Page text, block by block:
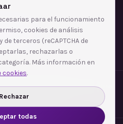
Google
de Llobregat·Terrassa·Badalona
Coloma de Gramenet
para el funcionamiento
cookies de análisis
de terceros (reCAPTCHA de
rechazarlas o
Más información en
cookies.
Rechazar
todas